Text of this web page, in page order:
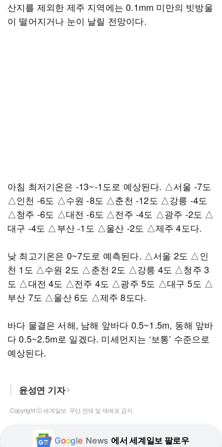
산지를 제외한 제주 지역에는 0.1mm 미만의 빗방울
이 떨어지거나 눈이 날릴 전망이다.
아침 최저기온은 -13~-1도로 예상된다. △서울 -7도
△인천 -6도 △수원 -8도 △춘천 -12도 △강릉 -4도
△청주 -6도 △대전 -6도 △전주 -4도 △광주 -2도 △
대구 -4도 △부산 -1도 △울산 -2도 △제주 4도다.
낮 최고기온은 0~7도로 예측된다. △서울 2도 △인
천 1도 △수원 2도 △춘천 2도 △강릉 4도 △청주 3
도 △대전 4도 △전주 4도 △광주 5도 △대구 5도 △
부산 7도 △울산 6도 △제주 8도다.
바다 물결은 서해, 남해 앞바다 0.5~1.5m, 동해 앞바
다 0.5~2.5m로 일겠다. 미세먼지는 ‘보통’ 수준으로
예상된다.
윤성연 기자
Copyright ⓒ 세계일보. 무단 전재 및 재배포 금지
Google News 에서 세계일보 팔로우